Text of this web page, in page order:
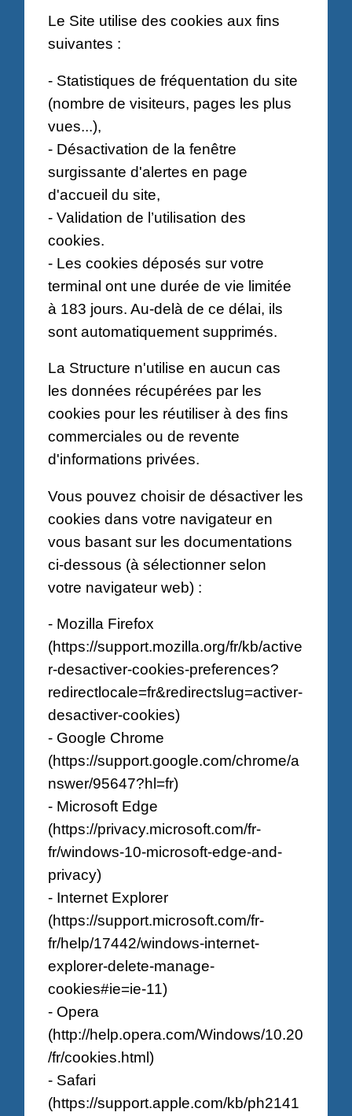
Le Site utilise des cookies aux fins
suivantes :
- Statistiques de fréquentation du site
(nombre de visiteurs, pages les plus
vues...),
- Désactivation de la fenêtre
surgissante d'alertes en page
d'accueil du site,
- Validation de l’utilisation des
cookies.
- Les cookies déposés sur votre
terminal ont une durée de vie limitée
à 183 jours. Au-delà de ce délai, ils
sont automatiquement supprimés.
La Structure n'utilise en aucun cas
les données récupérées par les
cookies pour les réutiliser à des fins
commerciales ou de revente
d'informations privées.
Vous pouvez choisir de désactiver les
cookies dans votre navigateur en
vous basant sur les documentations
ci-dessous (à sélectionner selon
votre navigateur web) :
- Mozilla Firefox
(https://support.mozilla.org/fr/kb/active
r-desactiver-cookies-preferences?
redirectlocale=fr&redirectslug=activer-
desactiver-cookies)
- Google Chrome
(https://support.google.com/chrome/a
nswer/95647?hl=fr)
- Microsoft Edge
(https://privacy.microsoft.com/fr-
fr/windows-10-microsoft-edge-and-
privacy)
- Internet Explorer
(https://support.microsoft.com/fr-
fr/help/17442/windows-internet-
explorer-delete-manage-
cookies#ie=ie-11)
- Opera
(http://help.opera.com/Windows/10.20
/fr/cookies.html)
- Safari
(https://support.apple.com/kb/ph2141